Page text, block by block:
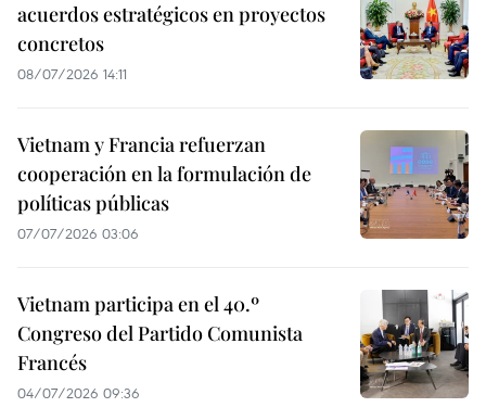
acuerdos estratégicos en proyectos
concretos
08/07/2026 14:11
Vietnam y Francia refuerzan
cooperación en la formulación de
políticas públicas
07/07/2026 03:06
Vietnam participa en el 40.º
Congreso del Partido Comunista
Francés
04/07/2026 09:36